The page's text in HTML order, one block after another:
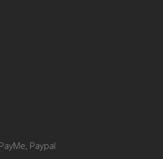
Paypal